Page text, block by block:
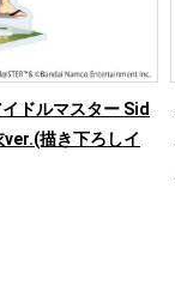
ドルマスター Sid
描き下ろしイ